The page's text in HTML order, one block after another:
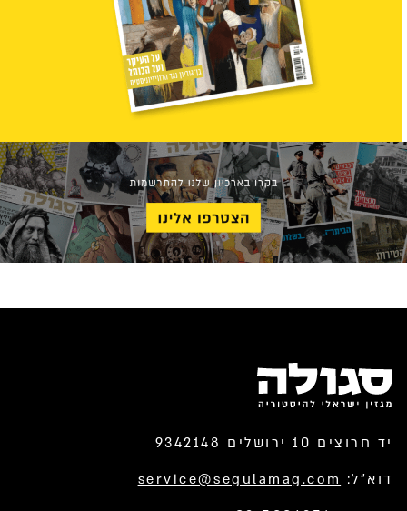
יד חרוצים 10 ירושלים 9342148
דוא”ל: service@segulamag.com